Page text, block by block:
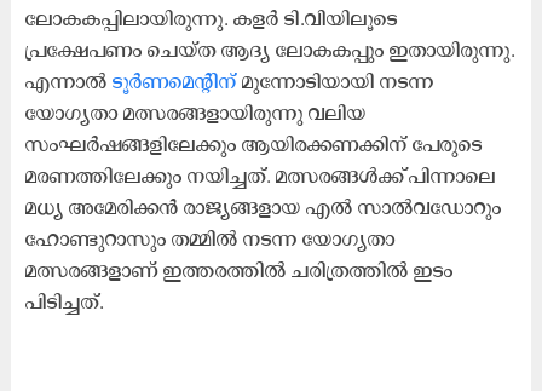
ലോകകപ്പിലായിരുന്നു. കളർ ടി.വിയിലൂടെ
പ്രക്ഷേപണം ചെയ്ത ആദ്യ ലോകകപ്പും ഇതായിരുന്നു.
എന്നാൽ ടൂർണമെന്റിന്മുന്നോടിയായി നടന്ന
യോഗ്യതാ മത്സരങ്ങളായിരുന്നു വലിയ
സംഘർഷങ്ങളിലേക്കും ആയിരക്കണക്കിന് പേരുടെ
മരണത്തിലേക്കും നയിച്ചത്. മത്സരങ്ങൾക്ക് പിന്നാലെ
മധ്യ അമേരിക്കൻ രാജ്യങ്ങളായ എൽ സാൽവഡോറും
ഹോണ്ടുറാസും തമ്മിൽ നടന്ന യോഗ്യതാ
മത്സരങ്ങളാണ് ഇത്തരത്തിൽ ചരിത്രത്തിൽ ഇടം
പിടിച്ചത്.